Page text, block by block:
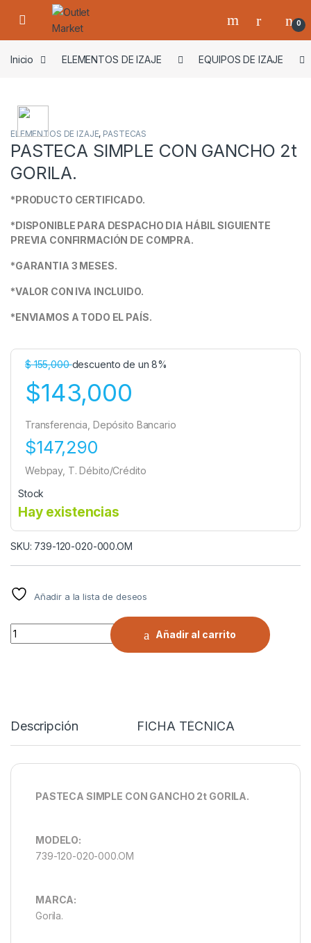
Skip to navigation
Skip to content
0
Inicio ELEMENTOS DE IZAJE EQUIPOS DE IZAJE
ELEMENTOS DE IZAJE, PASTECAS
PASTECA SIMPLE CON GANCHO 2t
GORILA.
*PRODUCTO CERTIFICADO.
*DISPONIBLE PARA DESPACHO DIA HÁBIL SIGUIENTE
PREVIA CONFIRMACIÓN DE COMPRA.
*GARANTIA 3 MESES.
*VALOR CON IVA INCLUIDO.
*ENVIAMOS A TODO EL PAÍS.
$155,000descuento de un 8%
$143,000
Transferencia, Depósito Bancario
$147,290
Webpay, T. Débito/Crédito
Stock
Hay existencias
SKU: 739-120-020-000.OM
Añadir a la lista de deseos
PASTECA SIMPLE CON GANCHO 2t GORILA. quantity
Añadir al carrito
Descripción FICHA TÉCNICA
PASTECA SIMPLE CON GANCHO 2t GORILA.
MODELO:
739-120-020-000.OM
MARCA:
Gorila.